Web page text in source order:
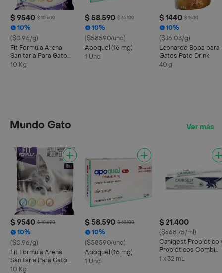
$ 9540 $ 10.600
10%
($0.96/g)
Fit Formula Arena
Sanitaria Para Gato
Lavanda
10 Kg
$ 58.590 $ 65.100
10%
($58590/und)
Apoquel (16 mg)
1 Und
$ 1440 $ 1600
10%
($36.03/g)
Leonardo Sopa para
Gatos Pato Drink
40 g
Mundo Gato Ver más
$ 9540 $ 10.600
10%
($0.96/g)
Fit Formula Arena
Sanitaria Para Gato
Lavanda
10 Kg
$ 58.590 $ 65.100
10%
($58590/und)
Apoquel (16 mg)
1 Und
$ 21.400
($668.75/ml)
Canigest Probiótico
Probióticos Combi
(Perro-Gato) Trm Pet
1 x 32 mL